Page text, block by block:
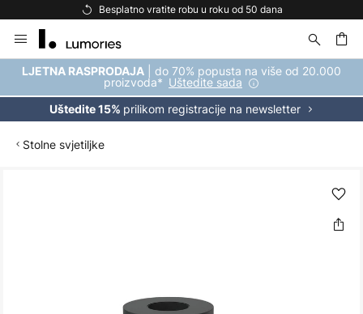
Besplatno vratite robu u roku od 50 dana
to
Content
LJETNA RASPRODAJA | do 70% popusta na više od 20.000
proizvoda* Uštedite sada
Uštedite 15% prilikom registracije na newsletter
Stolne svjetiljke